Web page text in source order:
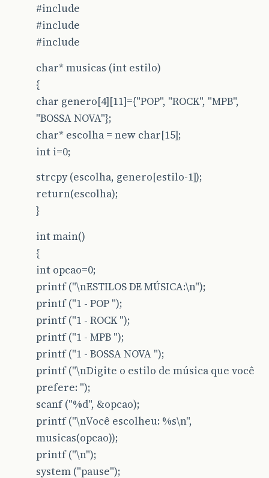
#include
#include
#include
char* musicas (int estilo)
{
char genero[4][11]={"POP", "ROCK", "MPB",
"BOSSA NOVA"};
char* escolha = new char[15];
int i=0;
strcpy (escolha, genero[estilo-1]);
return(escolha);
}
int main()
{
int opcao=0;
printf ("\nESTILOS DE MÚSICA:\n");
printf ("1 - POP ");
printf ("1 - ROCK ");
printf ("1 - MPB ");
printf ("1 - BOSSA NOVA ");
printf ("\nDigite o estilo de música que você
prefere: ");
scanf ("%d", &opcao);
printf ("\nVocê escolheu: %s\n",
musicas(opcao));
printf ("\n");
system ("pause");